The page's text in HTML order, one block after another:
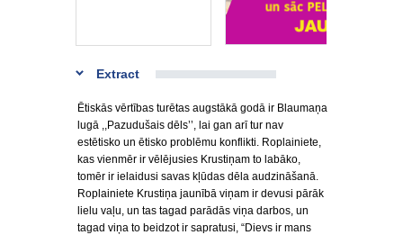
Extract
Ētiskās vērtības turētas augstākā godā ir Blaumaņa
lugā ,,Pazudušais dēls’’, lai gan arī tur nav
estētisko un ētisko problēmu konflikti. Roplainiete,
kas vienmēr ir vēlējusies Krustiņam to labāko,
tomēr ir ielaidusi savas kļūdas dēla audzināšanā.
Roplainiete Krustiņa jaunībā viņam ir devusi pārāk
lielu vaļu, un tas tagad parādās viņa darbos, un
tagad viņa to beidzot ir sapratusi, “Dievs ir mans